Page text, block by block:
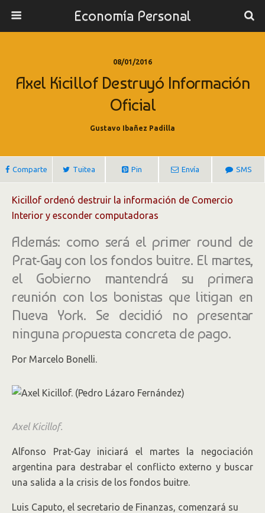
Economía Personal
08/01/2016
Axel Kicillof Destruyó Información
Oficial
Gustavo Ibañez Padilla
Comparte Tuitea Pin Envía SMS
Kicillof ordenó destruir la información de Comercio
Interior y esconder computadoras
Además: como será el primer round de
Prat-Gay con los fondos buitre. El martes,
el Gobierno mantendrá su primera
reunión con los bonistas que litigan en
Nueva York. Se decidió no presentar
ninguna propuesta concreta de pago.
Por Marcelo Bonelli.
Axel Kicillof.
Alfonso Prat-Gay iniciará el martes la negociación
argentina para destrabar el conflicto externo y buscar
una salida a la crisis de los fondos buitre.
Luis Caputo, el secretario de Finanzas, comenzará su